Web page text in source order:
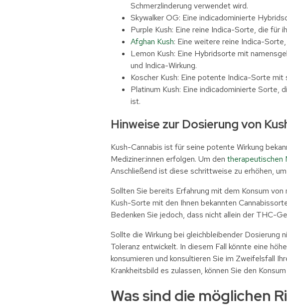
Schmerzlinderung verwendet wird.
Skywalker OG: Eine indicadominierte
Purple Kush: Eine reine Indica-Sorte, die für
Afghan Kush: Eine weitere reine Indica-
Lemon Kush: Eine Hybridsorte mit
und Indica-Wirkung.
Koscher Kush: Eine potente Indica-Sorte
Platinum Kush: Eine indicadominierte Sorte,
ist.
Hinweise zur Dosierung von
Kush-Cannabis ist für seine potente Wirkung
Mediziner:innen erfolgen. Um den therapeutischen
Anschließend ist diese schrittweise zu erhöhen,
Sollten Sie bereits Erfahrung mit dem Konsum
Kush-Sorte mit den Ihnen bekannten
Bedenken Sie jedoch, dass nicht allein der THC-
Sollte die Wirkung bei gleichbleibender Dosierung
Toleranz entwickelt. In diesem Fall könnte eine
konsumieren und konsultieren Sie im Zweifelsfall
Krankheitsbild es zulassen, können Sie den
Was sind die möglichen